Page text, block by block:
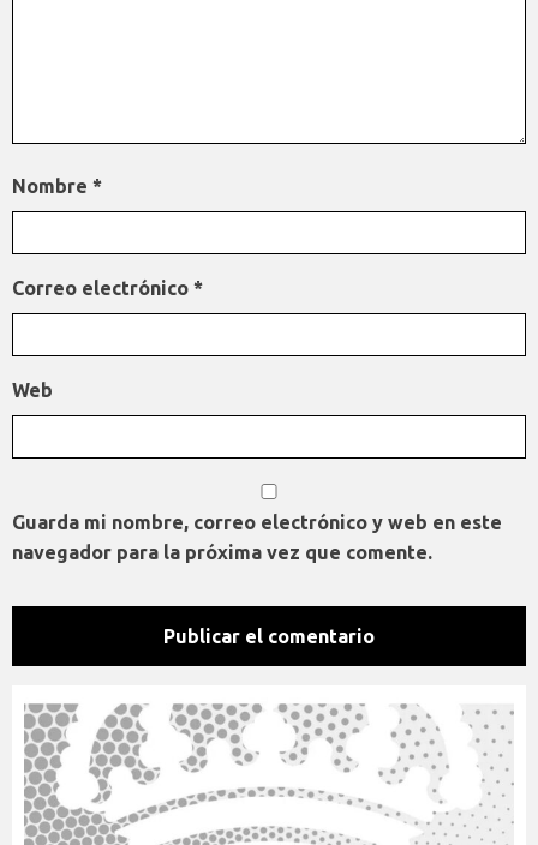
Nombre *
Correo electrónico *
Web
Guarda mi nombre, correo electrónico y web en este
navegador para la próxima vez que comente.